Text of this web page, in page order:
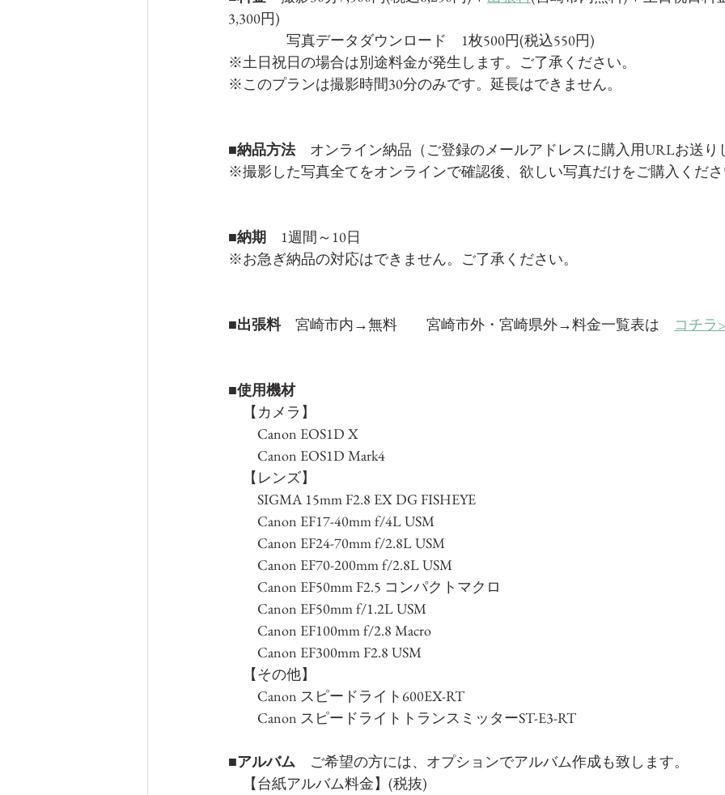
3,300円)
写真データダウンロード　1枚500円(税込550円)
※土日祝日の場合は別途料金が発生します。ご了承ください。
※このプランは撮影時間30分のみです。延長はできません。
■納品方法 オンライン納品（ご登録のメールアドレスに購入用URLお送り
※撮影した写真全てをオンラインで確認後、欲しい写真だけをご購入くだ
■納期 1週間～10日
※お急ぎ納品の対応はできません。ご了承ください。
■出張料 宮崎市内→無料　　宮崎市外・宮崎県外→料金一覧表は コチラ
■使用機材
【カメラ】
Canon EOS1D X
Canon EOS1D Mark4
【レンズ】
SIGMA 15mm F2.8 EX DG FISHEYE
Canon EF17-40mm f/4L USM
Canon EF24-70mm f/2.8L USM
Canon EF70-200mm f/2.8L USM
Canon EF50mm F2.5 コンパクトマクロ
Canon EF50mm f/1.2L USM
Canon EF100mm f/2.8 Macro
Canon EF300mm F2.8 USM
【その他】
Canon スピードライト600EX-RT
Canon スピードライトトランスミッターST-E3-RT
■アルバム ご希望の方には、オプションでアルバム作成も致します。
【台紙アルバム料金】(税抜)